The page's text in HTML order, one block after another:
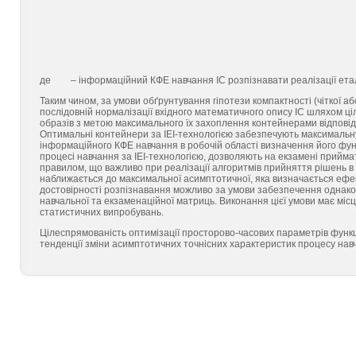
де
– інформаційний КФЕ навчання ІС розпізнавати реалізації
Таким чином, за умови обґрунтування гіпотези компактності (чіткої
послідовній нормалізації вхідного математичного опису ІС шляхом
образів з метою максимального їх захоплення контейнерами
Оптимальні контейнери за ІЕІ-технологією забезпечують
інформаційного КФЕ навчання в робочій області визначення його
процесі навчання за ІЕІ-технологією, дозволяють на екзамені
правилом, що важливо при реалізації алгоритмів прийняття рішень
наближається до максимальної асимптотичної, яка визначається
достовірності розпізнавання можливо за умови забезпечення
навчальної та екзаменаційної матриць. Виконання цієї умови має
статистичних випробувань.
Цілеспрямованість оптимізації просторово-часових параметрів
тенденції зміни асимптотичних точнісних характеристик процесу